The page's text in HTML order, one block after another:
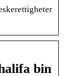
bin